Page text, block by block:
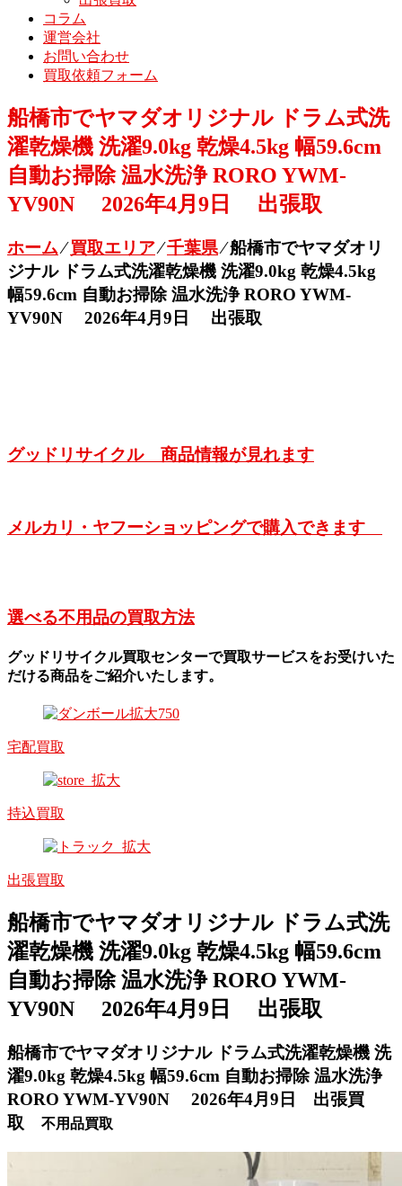
コラム
運営会社
お問い合わせ
買取依頼フォーム
船橋市でヤマダオリジナル ドラム式洗
濯乾燥機 洗濯9.0kg 乾燥4.5kg 幅59.6cm
自動お掃除 温水洗浄 RORO YWM-
YV90N 2026年4月9日 出張取
ホーム⁄買取エリア⁄千葉県⁄船橋市でヤマダオリ
ジナル ドラム式洗濯乾燥機 洗濯9.0kg 乾燥4.5kg
幅59.6cm 自動お掃除 温水洗浄 RORO YWM-
YV90N 2026年4月9日 出張取
グッドリサイクル 商品情報が見れます
メルカリ・ヤフーショッピングで購入できます
選べる不用品の買取方法
グッドリサイクル買取センターで買取サービスをお受けいた
だける商品をご紹介いたします。
宅配買取
持込買取
出張買取
船橋市でヤマダオリジナル ドラム式洗
濯乾燥機 洗濯9.0kg 乾燥4.5kg 幅59.6cm
自動お掃除 温水洗浄 RORO YWM-
YV90N 2026年4月9日 出張取
船橋市でヤマダオリジナル ドラム式洗濯乾燥機 洗
濯9.0kg 乾燥4.5kg 幅59.6cm 自動お掃除 温水洗浄
RORO YWM-YV90N 2026年4月9日 出張買
取
不用品買取